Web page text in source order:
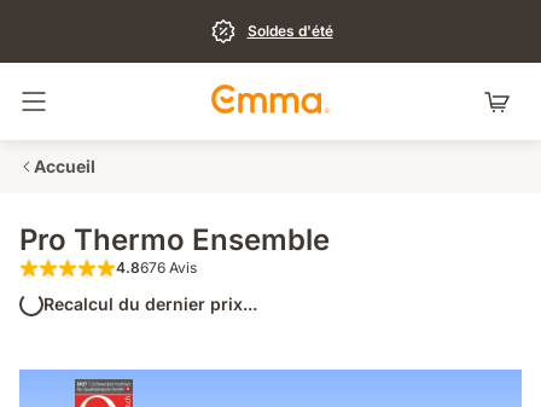
Soldes d'été
Basculer la navigation
Accueil
Pro Thermo Ensemble
4.8 sur 5 étoiles 676 Avis
4.8676 Avis
Recalcul du dernier prix...